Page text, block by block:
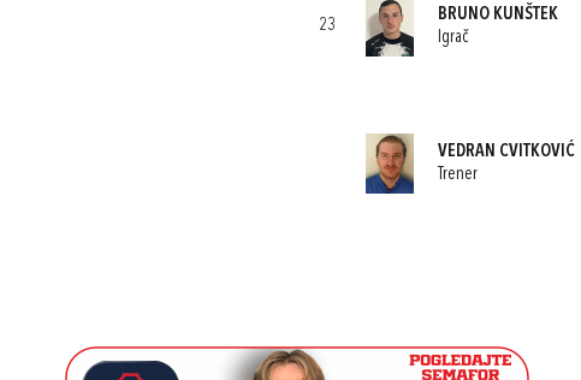
23
BRUNO KUNŠTEK
Igrač
VEDRAN CVITKOVIĆ
Trener